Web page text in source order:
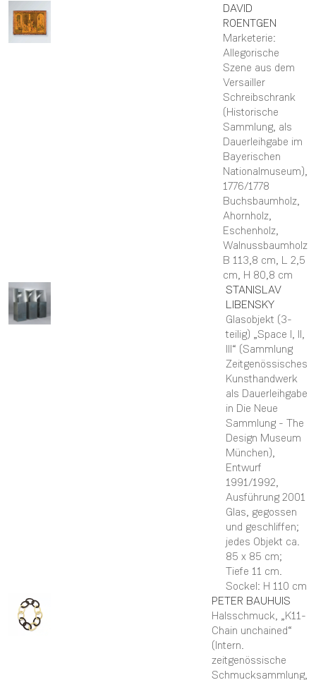
DAVID
ROENTGEN
Marketerie:
Allegorische
Szene aus dem
Versailler
Schreibschrank
(Historische
Sammlung, als
Dauerleihgabe im
Bayerischen
Nationalmuseum),
1776/1778
Buchsbaumholz,
Ahornholz,
Eschenholz,
Walnussbaumholz
B 113,8 cm, L 2,5
cm, H 80,8 cm
STANISLAV
LIBENSKY
Glasobjekt (3-
teilig) „Space I, II,
III“ (Sammlung
Zeitgenössisches
Kunsthandwerk
als Dauerleihgabe
in Die Neue
Sammlung - The
Design Museum
München),
Entwurf
1991/1992,
Ausführung 2001
Glas, gegossen
und geschliffen;
jedes Objekt ca.
85 x 85 cm;
Tiefe 11 cm.
Sockel: H 110 cm
PETER BAUHUIS
Halsschmuck, „K11-
Chain unchained“
(Intern.
zeitgenössische
Schmucksammlung,